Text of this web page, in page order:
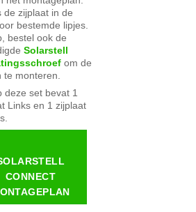
de zijplaat in de
bestemde lipjes.
bestel ook de
Solarstell
om de
te monteren.
deze set bevat 1
Links en 1 zijplaat
CONNECT